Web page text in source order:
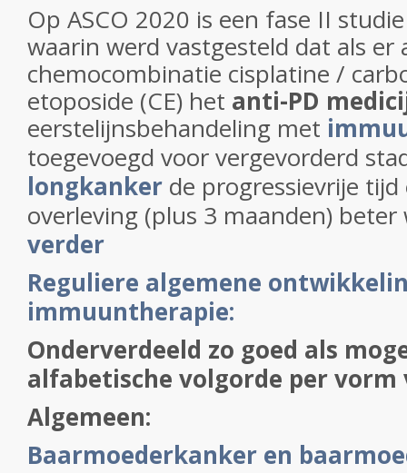
Op ASCO 2020 is een fase II
waarin werd vastgesteld dat als er
chemocombinatie cisplatine /
etoposide (CE) het anti-PD
eerstelijnsbehandeling met
toegevoegd voor vergevorderd
longkanker de progressievrije tijd
overleving (plus 3 maanden) beter
verder
Reguliere algemene
immuuntherapie:
Onderverdeeld zo goed als
alfabetische volgorde per vorm
Algemeen:
Baarmoederkanker en